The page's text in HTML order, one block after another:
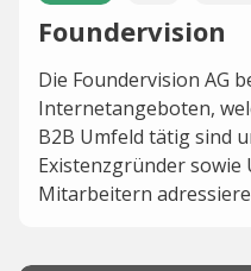
Foundervision
Die Foundervision AG
Internetangeboten,
B2B Umfeld tätig sind
Existenzgründer sowie
Mitarbeitern